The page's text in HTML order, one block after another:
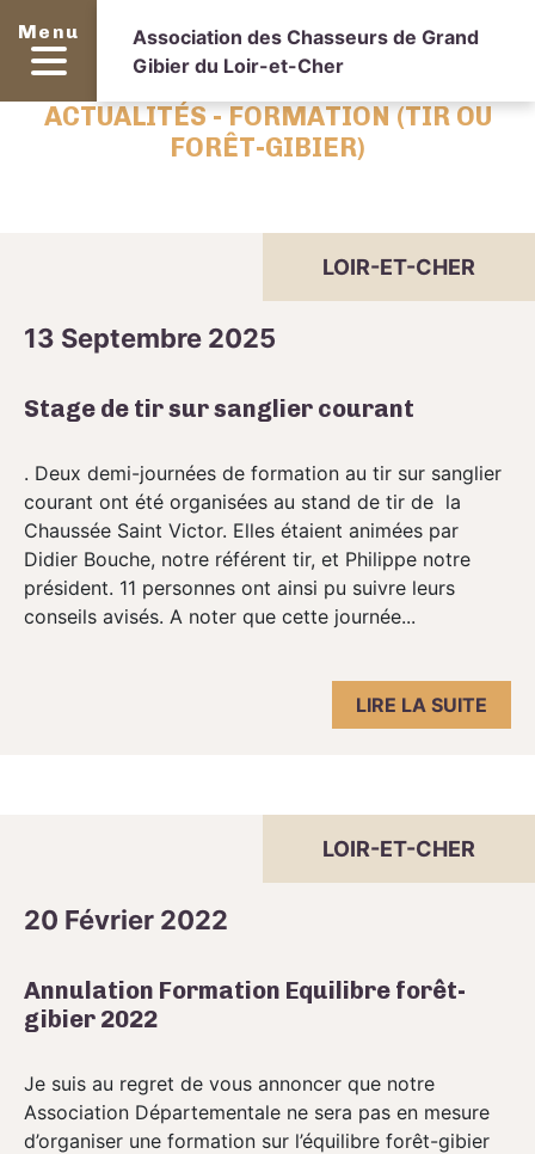
Menu
Association des Chasseurs de Grand
Gibier du Loir-et-Cher
ACTUALITÉS - FORMATION (TIR OU
FORÊT-GIBIER)
LOIR-ET-CHER
13 Septembre 2025
Stage de tir sur sanglier courant
. Deux demi-journées de formation au tir sur sanglier
courant ont été organisées au stand de tir de la
Chaussée Saint Victor. Elles étaient animées par
Didier Bouche, notre référent tir, et Philippe notre
président. 11 personnes ont ainsi pu suivre leurs
conseils avisés. A noter que cette journée...
LIRE LA SUITE
LOIR-ET-CHER
20 Février 2022
Annulation Formation Equilibre forêt-
gibier 2022
Je suis au regret de vous annoncer que notre
Association Départementale ne sera pas en mesure
d’organiser une formation sur l’équilibre forêt-gibier